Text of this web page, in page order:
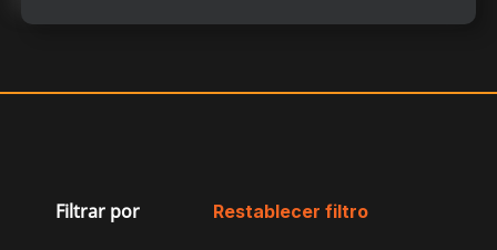
Filtrar por Restablecer filtro